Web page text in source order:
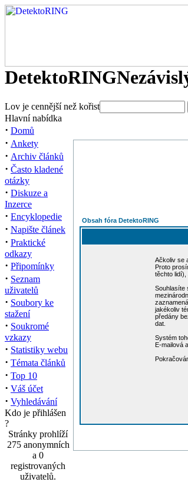
DetektoRING
Lov je cennější než kořist
Hlavní nabídka
· Domů
· Ankety
· Archiv článků
· Často kladené
otázky
· Diskuze a
Inzerce
· Encyklopedie
· Napište článek
· Praktické
odkazy
· Připomínky
· Seznam
uživatelů
· Soubory ke
stažení
· Soukromé
vzkazy
· Statistiky webu
· Témata článků
· Top 10
· Váš účet
· Vyhledávání
Kdo je přihlášen
?
Stránky prohlíží
275 anonymních
a 0
registrovaných
uživatelů.
Obsah fóra DetektoRING
Ačkoliv se
Proto
těchto lidí),
Souhlasíte
jakékoliv
předány
dat.
Systém
E-mailová